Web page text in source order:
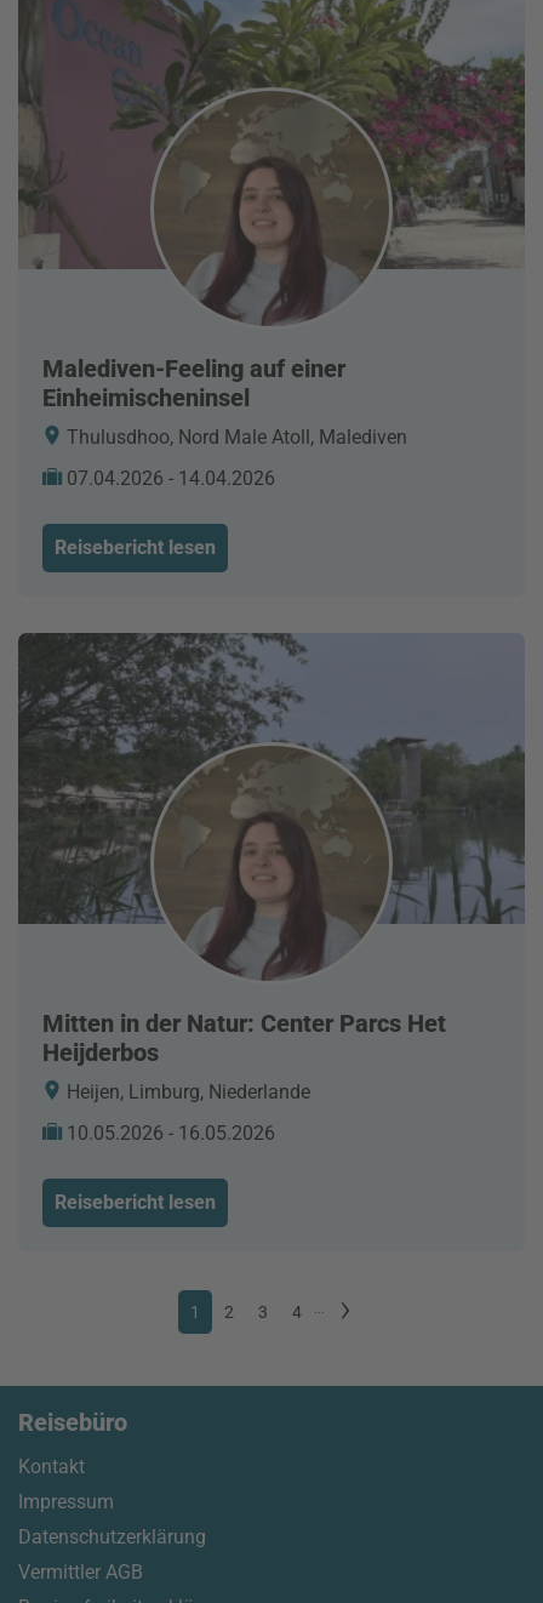
Malediven-Feeling auf einer
Einheimischeninsel
Thulusdhoo, Nord Male Atoll, Malediven
07.04.2026 - 14.04.2026
Reisebericht lesen
Mitten in der Natur: Center Parcs Het
Heijderbos
Heijen, Limburg, Niederlande
10.05.2026 - 16.05.2026
Reisebericht lesen
1 2 3 4
Reisebüro
Kontakt
Impressum
Datenschutzerklärung
Vermittler AGB